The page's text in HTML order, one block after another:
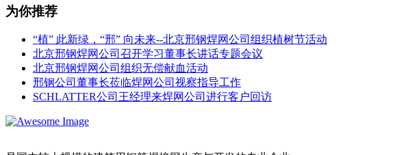
为你推荐
“植” 此新绿，“邢” 向未来--北京邢钢焊网公司组织植树节活动
北京邢钢焊网公司召开学习董事长讲话专题会议
北京邢钢焊网公司组织无偿献血活动
邢钢公司董事长莅临焊网公司视察指导工作
SCHLATTER公司王经理来焊网公司进行客户回访